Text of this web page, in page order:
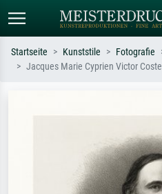
Startseite Kunststile Fotografie
Jacques Marie Cyprien Victor Coste